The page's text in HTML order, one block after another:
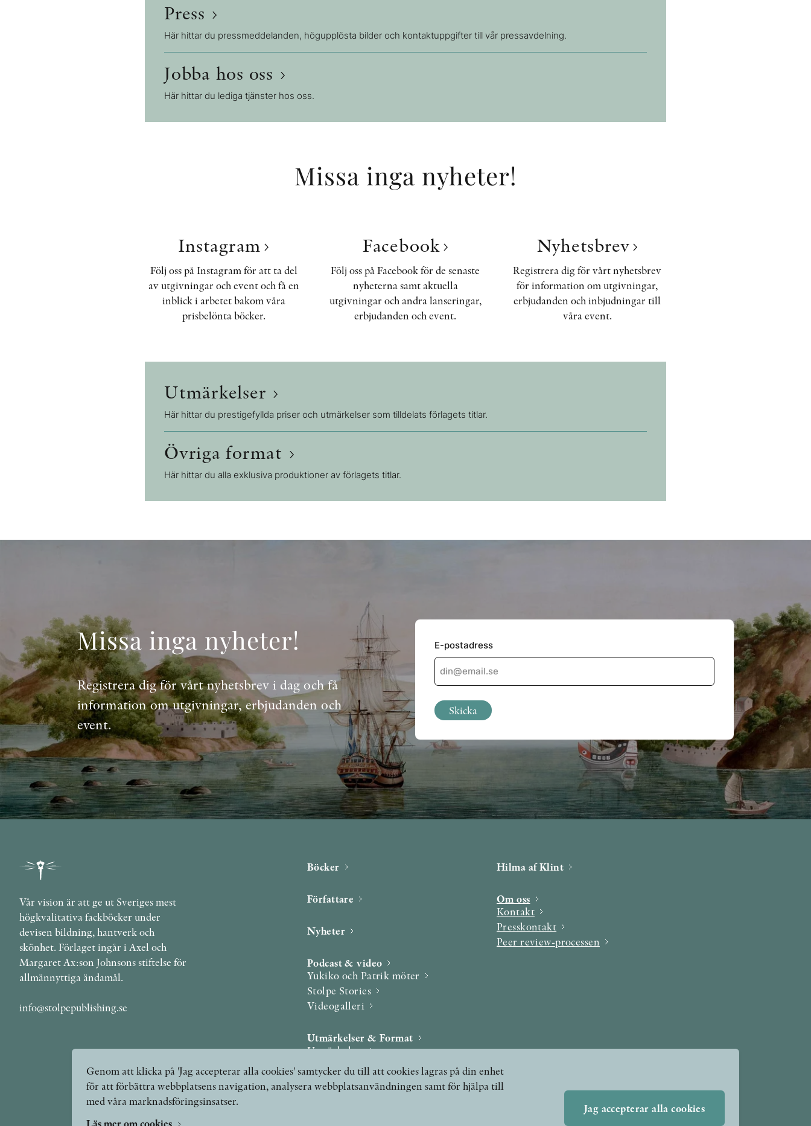
Press
Här hittar du pressmeddelanden, högupplösta bilder och kontaktuppgifter till vår pressavdelning.
Jobba hos oss
Här hittar du lediga tjänster hos oss.
Missa inga nyheter!
Instagram
Följ oss på Instagram för att ta del
av utgivningar och event och få en
inblick i arbetet bakom våra
prisbelönta böcker.
Facebook
Följ oss på Facebook för de senaste
nyheterna samt aktuella
utgivningar och andra lanseringar,
erbjudanden och event.
Nyhetsbrev
Registrera dig för vårt nyhetsbrev
för information om utgivningar,
erbjudanden och inbjudningar till
våra event.
Utmärkelser
Här hittar du prestigefyllda priser och utmärkelser som tilldelats förlagets titlar.
Övriga format
Här hittar du alla exklusiva produktioner av förlagets titlar.
Missa inga nyheter!
Registrera dig för vårt nyhetsbrev i dag och få
information om utgivningar, erbjudanden och
event.
E-postadress
Skicka
Vår vision är att ge ut Sveriges mest
högkvalitativa fackböcker under
devisen bildning, hantverk och
skönhet. Förlaget ingår i Axel och
Margaret Ax:son Johnsons stiftelse för
allmännyttiga ändamål.
info@stolpepublishing.se
Böcker
Författare
Nyheter
Podcast & video
Yukiko och Patrik möter
Stolpe Stories
Videogalleri
Utmärkelser & Format
Utmärkelser
Övriga format
Hilma af Klint
Om oss
Kontakt
Presskontakt
Peer review-processen
Genom att klicka på 'Jag accepterar alla cookies' samtycker du till att cookies lagras på din enhet
för att förbättra webbplatsens navigation, analysera webbplatsanvändningen samt för hjälpa till
med våra marknadsföringsinsatser.
Jag accepterar alla cookies